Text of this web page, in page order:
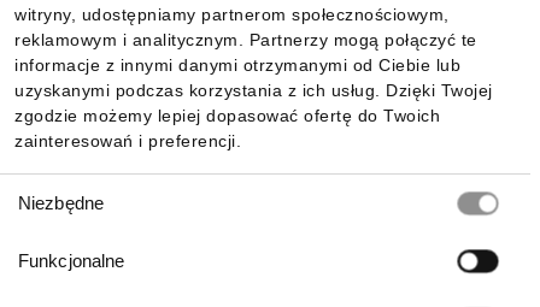
witryny, udostępniamy partnerom społecznościowym,
reklamowym i analitycznym. Partnerzy mogą połączyć te
informacje z innymi danymi otrzymanymi od Ciebie lub
uzyskanymi podczas korzystania z ich usług. Dzięki Twojej
zgodzie możemy lepiej dopasować ofertę do Twoich
zainteresowań i preferencji.
zgody
Niezbędne
Funkcjonalne
Pobierz naszą aplikację mobilną: